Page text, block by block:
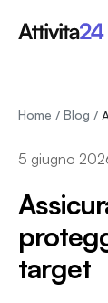
Home / Blog /
5 giugno
target